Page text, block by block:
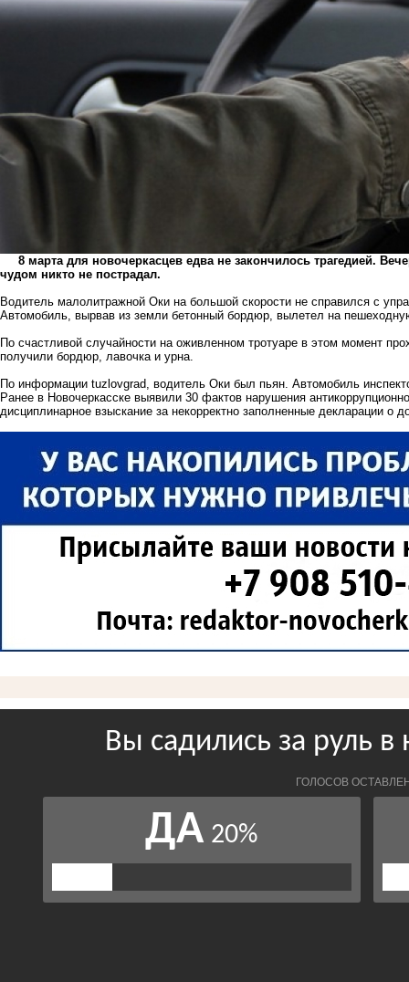
8 марта для новочеркасцев едва не закончилось трагедией.
чудом никто не пострадал.
Водитель малолитражной Оки на большой скорости не справился с
Автомобиль, вырвав из земли бетонный бордюр, вылетел на
По счастливой случайности на оживленном тротуаре в этом момент
получили бордюр, лавочка и урна.
По информации tuzlovgrad, водитель Оки был пьян. Автомобиль
Ранее в Новочеркасске выявили 30 фактов нарушения
дисциплинарное взыскание за некорректно заполненные декларации